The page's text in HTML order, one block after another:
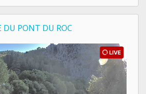
DU PONT DU ROC